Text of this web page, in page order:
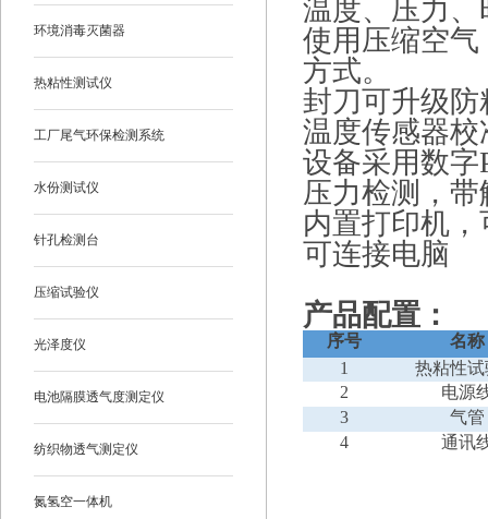
环境消毒灭菌器
热粘性测试仪
工厂尾气环保检测系统
水份测试仪
针孔检测台
压缩试验仪
光泽度仪
电池隔膜透气度测定仪
纺织物透气测定仪
氮氢空一体机
温度、压力
使用压缩空
方式。
封刀可升级防
温度传感器校
设备采用数字
压力检测，
内置打印机
可连接电脑
产品配置：
序号
名称
1
热粘性试
2
电源
3
气管
4
通讯